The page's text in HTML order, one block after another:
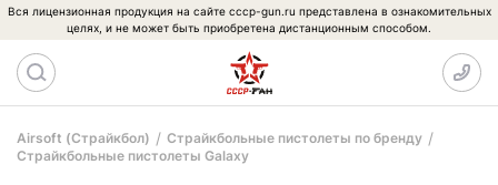
Вся лицензионная продукция на сайте cccp-gun.ru представлена в ознакомительных
целях, и не может быть приобретена дистанционным способом.
Airsoft (Страйкбол)
Страйкбольные пистолеты по бренду
Страйкбольные пистолеты Galaxy